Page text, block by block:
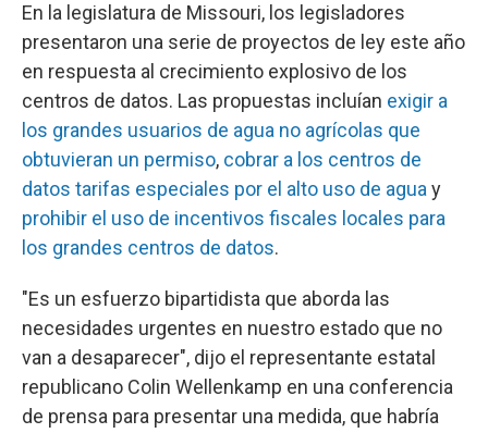
En la legislatura de Missouri, los legisladores
presentaron una serie de proyectos de ley este año
en respuesta al crecimiento explosivo de los
centros de datos. Las propuestas incluían exigir a
los grandes usuarios de agua no agrícolas que
obtuvieran un permiso, cobrar a los centros de
datos tarifas especiales por el alto uso de agua y
prohibir el uso de incentivos fiscales locales para
los grandes centros de datos.
"Es un esfuerzo bipartidista que aborda las
necesidades urgentes en nuestro estado que no
van a desaparecer", dijo el representante estatal
republicano Colin Wellenkamp en una conferencia
de prensa para presentar una medida, que habría